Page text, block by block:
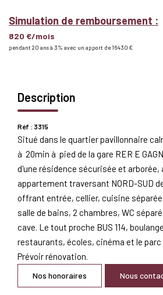
Simulation de remboursement :
820 €/mois
pendant 20 ans à 3% avec un apport de 16 430 €
Description
Réf : 3315
Situé dans le quartier pavillonnaire
à 20min à pied de la gare RER E
d'une résidence sécurisée et arborée,
appartement traversant NORD-SUD
offrant entrée, cellier, cuisine
salle de bains, 2 chambres, WC
cave. Le tout proche BUS 114,
restaurants, écoles, cinéma et le parc
Prévoir rénovation.
Nos honoraires Nous